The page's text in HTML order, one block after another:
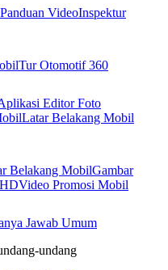
Panduan VideoInspektur
Tur Otomotif 360
Editor Foto
Latar Belakang Mobil
Belakang MobilGambar
Video Promosi Mobil
Jawab Umum
undang